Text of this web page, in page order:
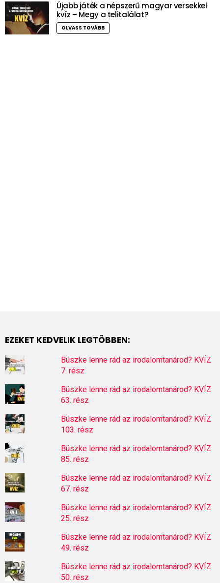
Újabb játék a népszerű magyar versekkel
kvíz – Megy a telitalálat?
OLVASS TOVÁBB
EZEKET KEDVELIK LEGTÖBBEN:
Büszke lenne rád az irodalomtanárod? KVÍZ
7. rész
Büszke lenne rád az irodalomtanárod? KVÍZ
63. rész
Büszke lenne rád az irodalomtanárod? KVÍZ
103. rész
Büszke lenne rád az irodalomtanárod? KVÍZ
85. rész
Büszke lenne rád az irodalomtanárod? KVÍZ
67. rész
Büszke lenne rád az irodalomtanárod? KVÍZ
25. rész
Büszke lenne rád az irodalomtanárod? KVÍZ
49. rész
Büszke lenne rád az irodalomtanárod? KVÍZ
50. rész